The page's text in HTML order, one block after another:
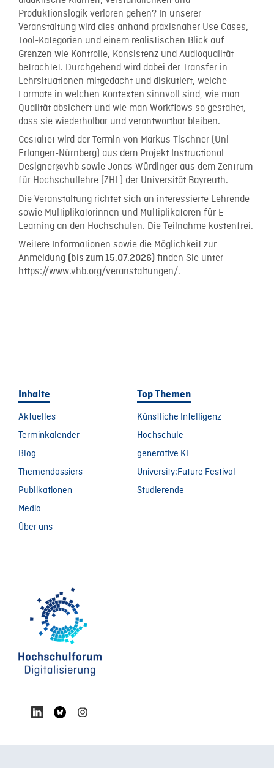
Produktionslogik verloren gehen? In unserer
Veranstaltung wird dies anhand praxisnaher Use Cases,
Tool-Kategorien und einem realistischen Blick auf
Grenzen wie Kontrolle, Konsistenz und Audioqualität
betrachtet. Durchgehend wird dabei der Transfer in
Lehrsituationen mitgedacht und diskutiert, welche
Formate in welchen Kontexten sinnvoll sind, wie man
Qualität absichert und wie man Workflows so gestaltet,
dass sie wiederholbar und verantwortbar bleiben.
Gestaltet wird der Termin von Markus Tischner (Uni
Erlangen-Nürnberg) aus dem Projekt Instructional
Designer@vhb sowie Jonas Würdinger aus dem Zentrum
für Hochschullehre (ZHL) der Universität Bayreuth.
Die Veranstaltung richtet sich an interessierte Lehrende
sowie Multiplikatorinnen und Multiplikatoren für E-
Learning an den Hochschulen. Die Teilnahme kostenfrei.
Weitere Informationen sowie die Möglichkeit zur
Anmeldung (bis zum 15.07.2026) finden Sie unter
https://www.vhb.org/veranstaltungen/.
Inhalte
Aktuelles
Terminkalender
Blog
Themendossiers
Publikationen
Media
Über uns
Top Themen
Künstliche Intelligenz
Hochschule
generative KI
University:Future Festival
Studierende